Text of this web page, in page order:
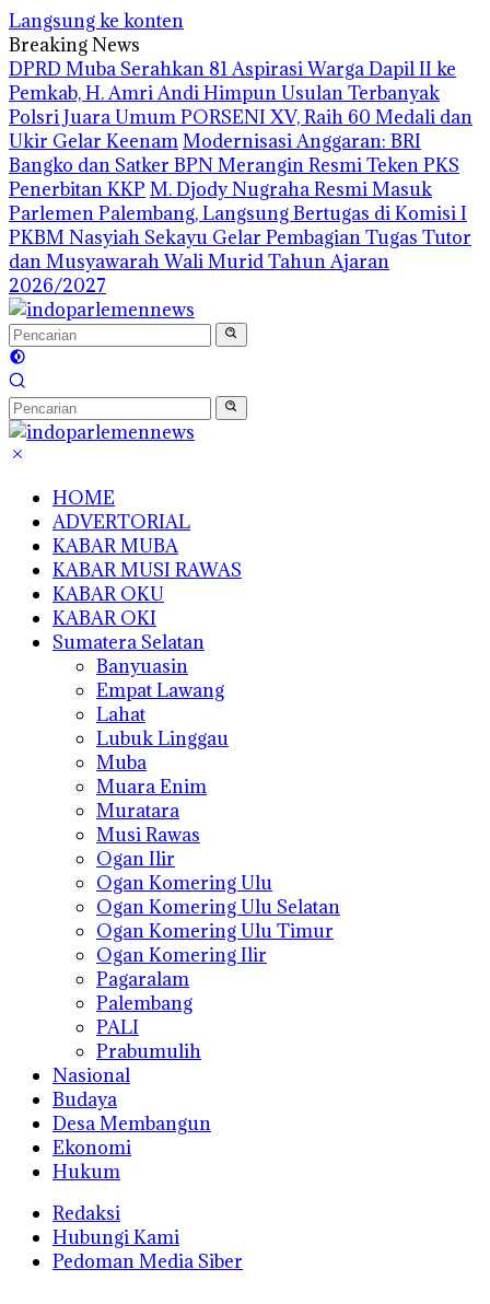
Langsung ke konten
Breaking News
DPRD Muba Serahkan 81 Aspirasi Warga Dapil II ke
Pemkab, H. Amri Andi Himpun Usulan Terbanyak
Polsri Juara Umum PORSENI XV, Raih 60 Medali dan
Ukir Gelar KeenamModernisasi Anggaran: BRI
Bangko dan Satker BPN Merangin Resmi Teken PKS
Penerbitan KKP M. Djody Nugraha Resmi Masuk
Parlemen Palembang, Langsung Bertugas di Komisi I
PKBM Nasyiah Sekayu Gelar Pembagian Tugas Tutor
dan Musyawarah Wali Murid Tahun Ajaran
2026/2027
HOME
ADVERTORIAL
KABAR MUBA
KABAR MUSI RAWAS
KABAR OKU
KABAR OKI
Sumatera Selatan
Banyuasin
Empat Lawang
Lahat
Lubuk Linggau
Muba
Muara Enim
Muratara
Musi Rawas
Ogan Ilir
Ogan Komering Ulu
Ogan Komering Ulu Selatan
Ogan Komering Ulu Timur
Ogan Komering Ilir
Pagaralam
Palembang
PALI
Prabumulih
Nasional
Budaya
Desa Membangun
Ekonomi
Hukum
Redaksi
Hubungi Kami
Pedoman Media Siber